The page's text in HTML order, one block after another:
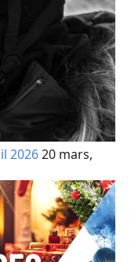
202620 mars,